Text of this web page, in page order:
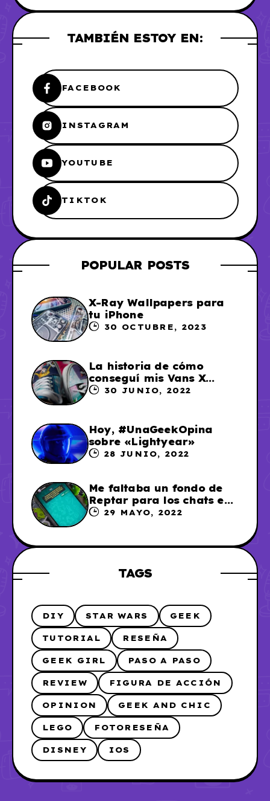
TAMBIÉN ESTOY EN:
FACEBOOK
INSTAGRAM
YOUTUBE
TIKTOK
POPULAR POSTS
X-Ray Wallpapers para
tu iPhone
30 OCTUBRE, 2023
La historia de cómo
conseguí mis Vans X
Sailor Moon
30 JUNIO, 2022
Hoy, #UnaGeekOpina
sobre «Lightyear»
28 JUNIO, 2022
Me faltaba un fondo de
Reptar para los chats en
WhatsApp, así que me lo
29 MAYO, 2022
TAGS
DIY STAR WARS GEEK
TUTORIAL RESEÑA
GEEK GIRL PASO A PASO
REVIEW FIGURA DE ACCIÓN
OPINION GEEK AND CHIC
LEGO FOTORESEÑA
DISNEY IOS